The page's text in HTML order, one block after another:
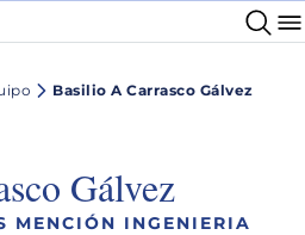
Basilio A Carrasco Gálvez
Gálvez
MENCIÓN INGENIERIA